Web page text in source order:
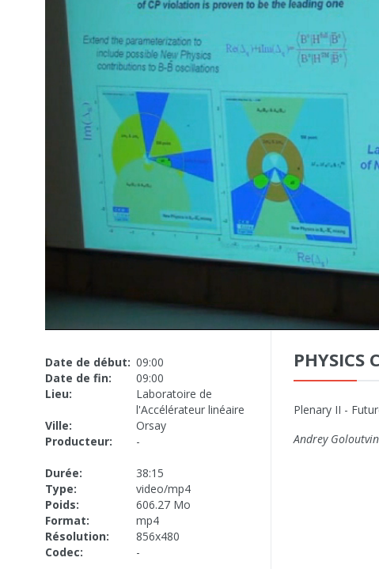
Date de début: 09:00
Date de fin:
09:00
Lieu:
Laboratoire de
l'Accélérateur linéaire
Ville:
Orsay
Producteur:
-
Durée:
38:15
Type:
video/mp4
Poids:
606.27 Mo
Format:
mp4
Résolution:
856x480
Codec:
-
PHYSICS
Plenary II -
Andrey Goloutvin